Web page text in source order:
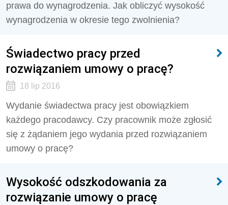
prawa do wynagrodzenia. Jak obliczyć wysokość
wynagrodzenia w okresie tego zwolnienia?
Świadectwo pracy przed
rozwiązaniem umowy o pracę?
18 lip 2016
Wydanie świadectwa pracy jest obowiązkiem
każdego pracodawcy. Czy pracownik może zgłosić
się z żądaniem jego wydania przed rozwiązaniem
umowy o pracę?
Wysokość odszkodowania za
rozwiązanie umowy o pracę